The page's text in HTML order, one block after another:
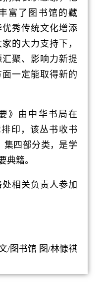
富了图书馆的藏
秀传统文化增添
的大力支持下，
聚、影响力新提
一定能取得新的
由中华书局在
排印，该丛书收书
集四部分类，是学
典籍。
相关负责人参加
/图书馆 图/林慷祺